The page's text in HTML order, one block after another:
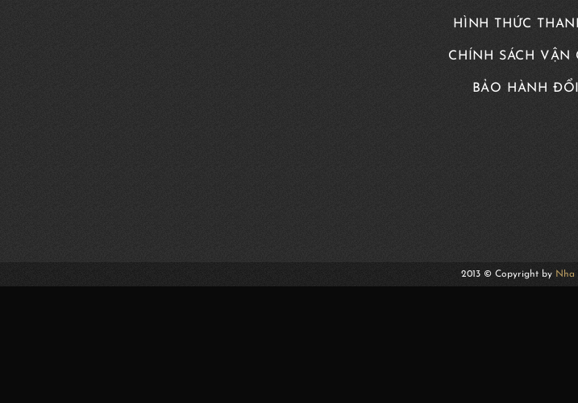
HÌNH THỨC
CHÍNH SÁCH VẬN
BẢO HÀNH
2013 © Copyright by Nha